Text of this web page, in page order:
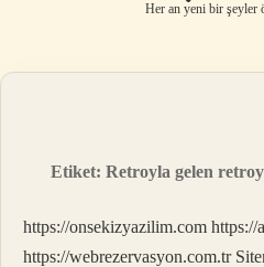
Yasal
Her an yeni bir şeyler
Etiket:Retroyla gelen
https://onsekizyazilim.com https://
https://webrezervasyon.com.tr